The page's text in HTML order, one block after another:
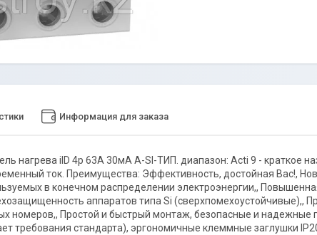
Информация для заказа
нагрева iID 4p 63A 30мА A-SI-ТИП. диапазон: Acti 9 - краткое
ток. Преимущества: Эффективность, достойная Вас!,
в конечном распределении электроэнергии,,
аппаратов типа Si (сверхпомехоустойчивые),,
номеров,, Простой и быстрый монтаж, безопасные и
требования стандарта), эргономичные клеммные заглушки